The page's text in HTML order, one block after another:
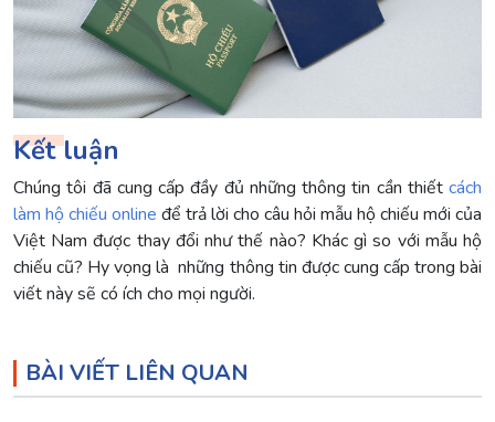
Kết luận
Chúng tôi đã cung cấp đầy đủ những thông tin cần thiết cách
làm hộ chiếu online để trả lời cho câu hỏi mẫu hộ chiếu mới của
Việt Nam được thay đổi như thế nào? Khác gì so với mẫu hộ
chiếu cũ? Hy vọng là những thông tin được cung cấp trong bài
viết này sẽ có ích cho mọi người.
BÀI VIẾT LIÊN QUAN